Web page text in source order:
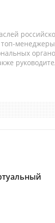
топ-